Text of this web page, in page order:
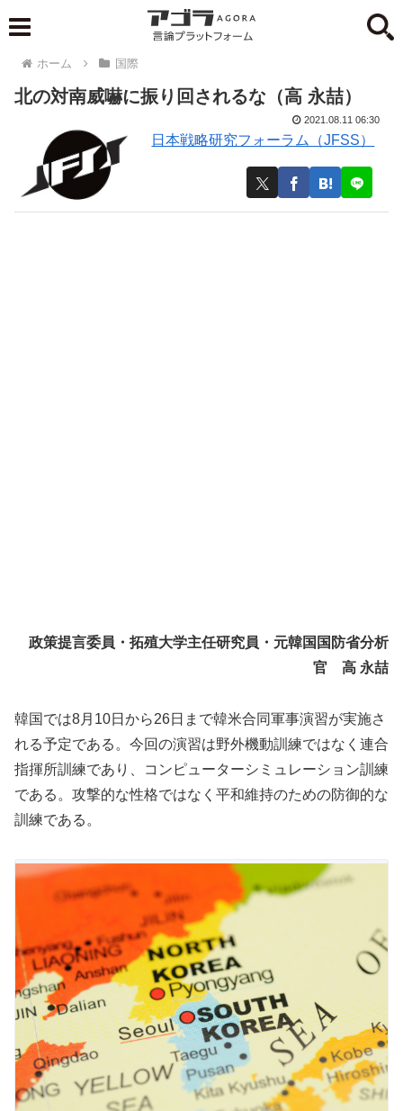
ホーム 国際
北の対南威嚇に振り回されるな（高 永喆）
日本戦略研究フォーラム（JFSS）
2021.08.11 06:30
政策提言委員・拓殖大学主任研究員・元韓国国防省分析
官 高 永喆
韓国では8月10日から26日まで韓米合同軍事演習が実施さ
れる予定である。今回の演習は野外機動訓練ではなく連合
指揮所訓練であり、コンピューターシミュレーション訓練
である。攻撃的な性格ではなく平和維持のための防御的な
訓練である。